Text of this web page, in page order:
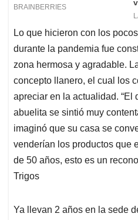
Lo que hicieron con los
durante la pandemia fue
zona hermosa y agradable.
concepto llanero, el cual los
apreciar en la actualidad. “El
abuelita se sintió muy
imaginó que su casa se
venderían los productos que
de 50 años, esto es un
Trigos
Ya llevan 2 años en la sede